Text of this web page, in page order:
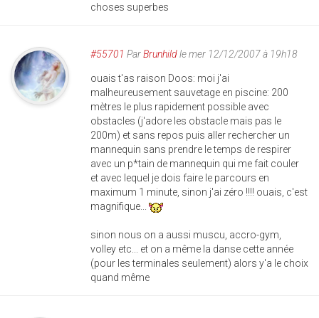
choses superbes
#55701 ParBrunhildle mer 12/12/2007 à 19h18
ouais t'as raison Doos: moi j'ai
malheureusement sauvetage en piscine: 200
mètres le plus rapidement possible avec
obstacles (j'adore les obstacle mais pas le
200m) et sans repos puis aller rechercher un
mannequin sans prendre le temps de respirer
avec un p*tain de mannequin qui me fait couler
et avec lequel je dois faire le parcours en
maximum 1 minute, sinon j'ai zéro !!!! ouais, c'est
magnifique...
sinon nous on a aussi muscu, accro-gym,
volley etc... et on a même la danse cette année
(pour les terminales seulement) alors y'a le choix
quand même